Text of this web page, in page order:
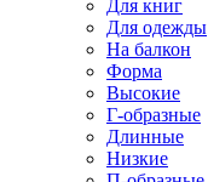
Для книг
Для одежды
На балкон
Форма
Высокие
Г-образные
Длинные
Низкие